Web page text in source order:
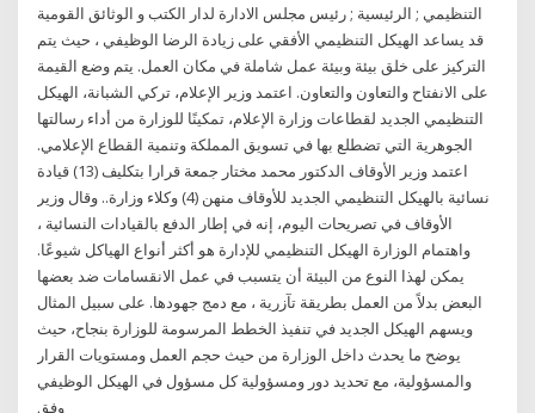
التنظيمي ; الرئيسية ; رئيس مجلس الادارة لدار الكتب و الوثائق القومية
قد يساعد الهيكل التنظيمي الأفقي على زيادة الرضا الوظيفي ، حيث يتم
التركيز على خلق بيئة وبيئة عمل شاملة في مكان العمل. يتم وضع القيمة
على الانفتاح والتعاون والتعاون. اعتمد وزير الإعلام، تركي الشبانة، الهيكل
التنظيمي الجديد لقطاعات وزارة الإعلام، تمكينًا للوزارة من أداء رسالتها
الجوهرية التي تضطلع بها في تسويق المملكة وتنمية القطاع الإعلامي.
اعتمد وزير الأوقاف الدكتور محمد مختار جمعة قرارا بتكليف (13) قيادة
نسائية بالهيكل التنظيمي الجديد للأوقاف منهن (4) وكلاء وزارة.. وقال وزير
الأوقاف في تصريحات اليوم، إنه في إطار الدفع بالقيادات النسائية ،
واهتمام الوزارة الهيكل التنظيمي للإدارة هو أكثر أنواع الهياكل شيوعًا.
يمكن لهذا النوع من البيئة أن يتسبب في عمل الانقسامات ضد بعضها
البعض بدلاً من العمل بطريقة تآزرية ، مع دمج جهودها. على سبيل المثال
ويسهم الهيكل الجديد في تنفيذ الخطط المرسومة للوزارة بنجاح، حيث
يوضح ما يحدث داخل الوزارة من حيث حجم العمل ومستويات القرار
والمسؤولية، مع تحديد دور ومسؤولية كل مسؤول في الهيكل الوظيفي
وفق